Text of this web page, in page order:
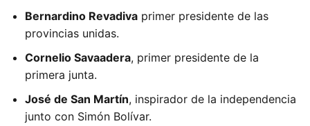
Bernardino Revadiva primer presidente de las
provincias unidas.
Cornelio Savaadera, primer presidente de la
primera junta.
José de San Martín, inspirador de la independencia
junto con Simón Bolívar.